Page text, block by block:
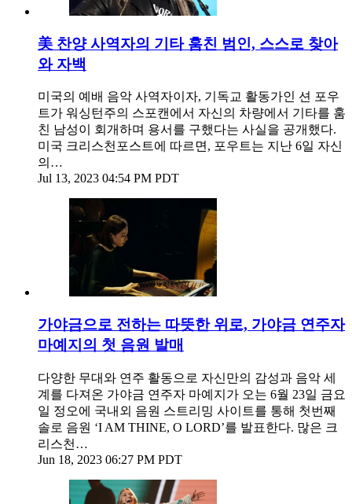
美 찬양 사역자의 기타 훔친 범인, 스스로 찾아
와 자백
미국의 예배 음악 사역자이자, 기독교 활동가인 션 포우
트가 워싱턴주의 스포캔에서 자신의 차량에서 기타를 훔
친 남성이 회개하며 용서를 구했다는 사실을 공개했다.
미국 크리스천포스트에 따르면, 포우트는 지난 6일 자신
의…
Jul 13, 2023 04:54 PM PDT
가야금으로 전하는 따뜻한 위로, 가야금 연주자
마예지의 첫 음원 발매
다양한 무대와 연주 활동으로 자신만의 감성과 음악 세
계를 다져온 가야금 연주자 마예지가 오는 6월 23일 금요
일 정오에 국내외 음원 스트리밍 사이트를 통해 첫번째
솔로 음원 ‘I AM THINE, O LORD’를 발표한다. 많은 크
리스천…
Jun 18, 2023 06:27 PM PDT